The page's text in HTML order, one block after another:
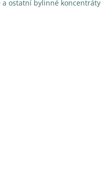
a ostatní bylinné koncentráty